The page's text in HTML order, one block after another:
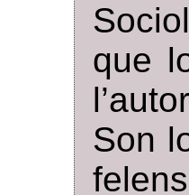
que
Son